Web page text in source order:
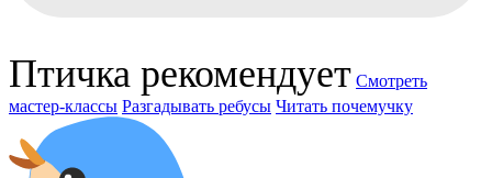
Птичка рекомендует Смотреть
мастер-классы Разгадывать ребусы Читать почемучку